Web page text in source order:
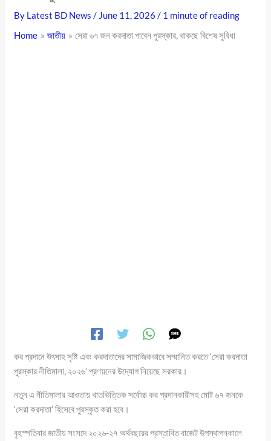
By Latest BD News/ June 11, 2026/ 1 minute of reading
Home
জাতীয় সেরা ৬৭ জন করদাতা পাবেন পুরস্কার, থাকছে বিশেষ সুবিধা
কর প্রদানে উৎসাহ সৃষ্টি এবং করদাতাদের সামাজিকভাবে সম্মানিত করতে ‘সেরা করদাতা
পুরস্কার নীতিমালা, ২০২৬’ প্রণয়নের উদ্যোগ নিয়েছে সরকার।
নতুন এ নীতিমালার আওতায় খাতভিত্তিক সর্বোচ্চ কর প্রদানকারীসহ মোট ৬৭ জনকে
‘সেরা করদাতা’ হিসেবে পুরস্কৃত করা হবে।
বৃহস্পতিবার জাতীয় সংসদে ২০২৬-২৭ অর্থবছরের প্রস্তাবিত বাজেট উপস্থাপনকালে